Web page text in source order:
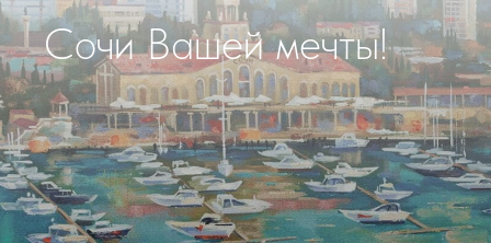
Сочи Вашей мечты!